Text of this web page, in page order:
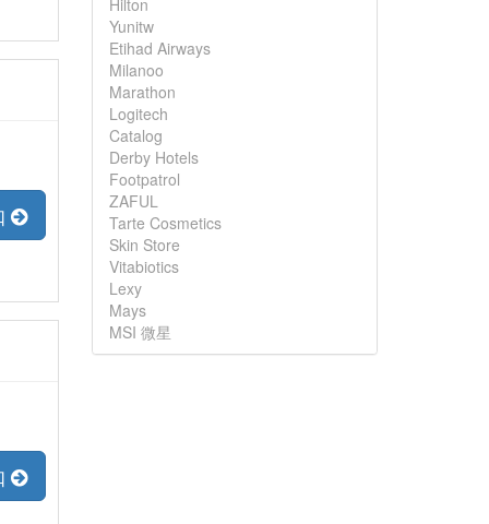
Hilton
Yunitw
Etihad Airways
Milanoo
Marathon
Logitech
Catalog
Derby Hotels
Footpatrol
ZAFUL
Tarte Cosmetics
Skin Store
Vitabiotics
Lexy
Mays
MSI 微星